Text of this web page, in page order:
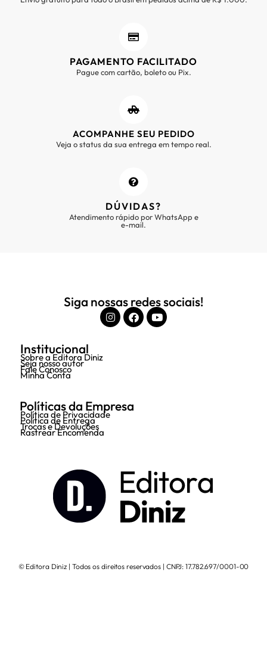
PAGAMENTO FACILITADO
Pague com cartão, boleto ou Pix.
ACOMPANHE SEU PEDIDO
Veja o status da sua entrega em tempo real.
DÚVIDAS?
Atendimento rápido por WhatsApp e
e-mail.
Siga nossas redes sociais!
Institucional
Sobre a Editora Diniz
Seja nosso autor
Fale Conosco
Minha Conta
Políticas da Empresa
Política de Privacidade
Política de Entrega
Trocas e Devoluções
Rastrear Encomenda
© Editora Diniz | Todos os direitos reservados | CNPJ: 17.782.697/0001-00